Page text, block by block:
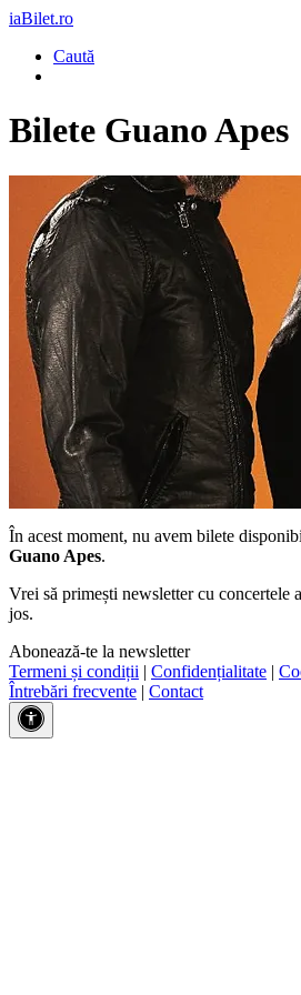
iaBilet.ro
Caută
Bilete Guano Apes
În acest moment, nu avem bilete
Guano Apes.
Vrei să primești newsletter cu concertele
jos.
Abonează-te la newsletter
Termeni și condiții | Confidențialitate |
Întrebări frecvente | Contact